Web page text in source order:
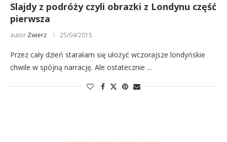
Slajdy z podróży czyli obrazki z Londynu część
pierwsza
autor Zwierz 25/04/2015
Przez cały dzień starałam się ułożyć wczorajsze londyńskie
chwile w spójną narrację. Ale ostatecznie …